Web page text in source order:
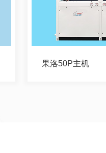
果洛50P主机